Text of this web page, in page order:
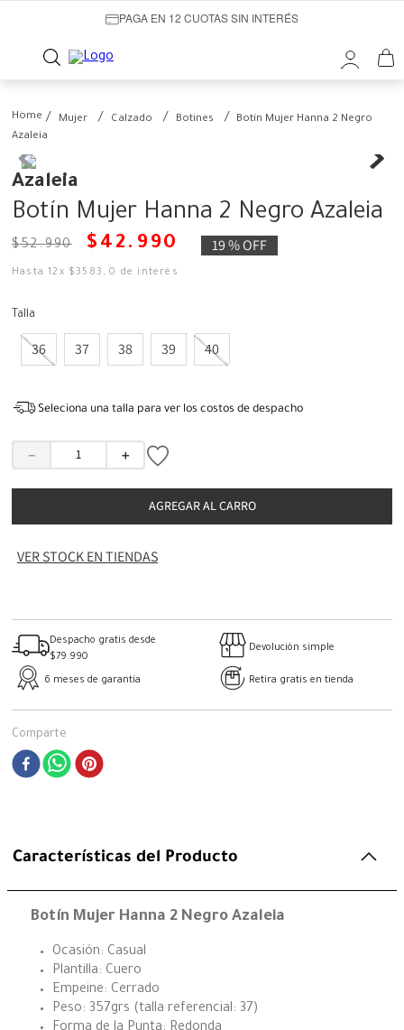
PAGA EN 12 CUOTAS SIN INTERÉS
Mujer Calzado Botines
Botín Mujer Hanna 2 Negro
Azaleia
Azaleia
Botín Mujer Hanna 2 Negro Azaleia
$52.990 $ 42. 990 19 %OFF
Hasta12 x $ 3583 ,0 de interés
Talla
36 37 38 39 40
Seleciona una talla para ver los costos de despacho
＋
－
AGREGAR AL CARRO
VER STOCK EN TIENDAS
Despacho gratis desde
$79.990
Devolución simple
6 meses de garantía Retira gratis en tienda
Comparte
Características del Producto
Botín Mujer Hanna 2 Negro Azaleia
Ocasión: Casual
Plantilla: Cuero
Empeine: Cerrado
Peso: 357grs (talla referencial: 37)